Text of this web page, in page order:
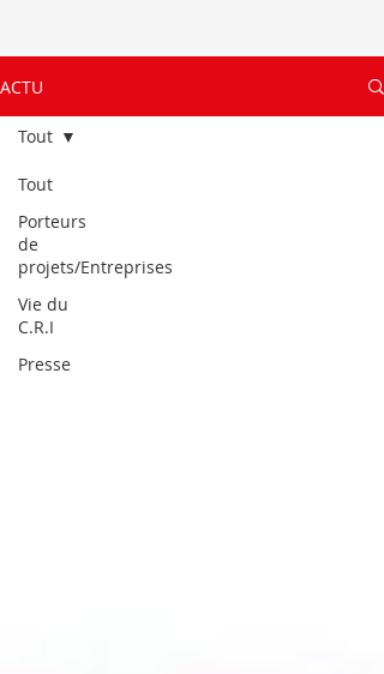
ACTU
Tout
Porteurs
de
projets/Entreprises
Vie du
C.R.I
Presse
Tout